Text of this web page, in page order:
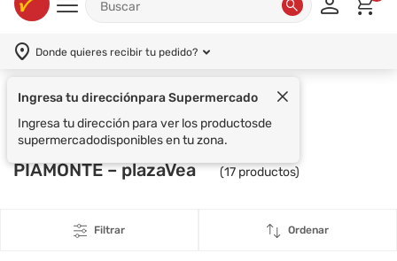
Donde quieres recibir tu pedido?
Ingresa tu direcciónpara Supermercado
Ingresa tu dirección para ver los productosde
supermercadodisponibles en tu zona.
Supermercado PIAMONTE
PIAMONTE – plazaVea (17 productos)
Filtrar Ordenar